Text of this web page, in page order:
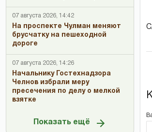
07 августа 2026, 14:42
На проспекте Чулман меняют
брусчатку на пешеходной
дороге
07 августа 2026, 14:26
Начальнику Гостехнадзора
Челнов избрали меру
пресечения по делу о мелкой
взятке
Показать ещё